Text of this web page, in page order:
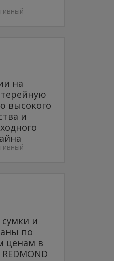
на
высокого
и
сумки и
по
ценам в